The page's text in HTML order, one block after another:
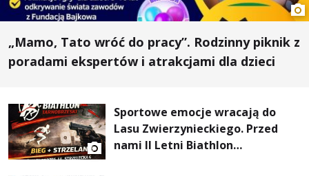
„Mamo, Tato wróć do pracy”. Rodzinny piknik z
poradami ekspertów i atrakcjami dla dzieci
Sportowe emocje wracają do
Lasu Zwierzynieckiego. Przed
nami II Letni Biathlon